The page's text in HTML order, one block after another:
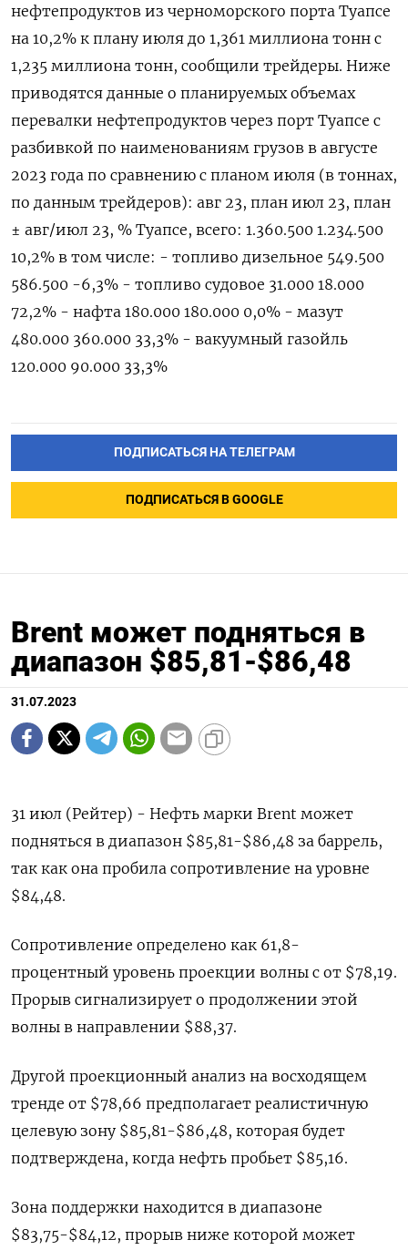
нефтепродуктов из черноморского порта Туапсе
на 10,2% к плану июля до 1,361 миллиона тонн с
1,235 миллиона тонн, сообщили трейдеры. Ниже
приводятся данные о планируемых объемах
перевалки нефтепродуктов через порт Туапсе с
разбивкой по наименованиям грузов в августе
2023 года по сравнению с планом июля (в тоннах,
по данным трейдеров): авг 23, план июл 23, план
± авг/июл 23, % Туапсе, всего: 1.360.500 1.234.500
10,2% в том числе: - топливо дизельное 549.500
586.500 -6,3% - топливо судовое 31.000 18.000
72,2% - нафта 180.000 180.000 0,0% - мазут
480.000 360.000 33,3% - вакуумный газойль
120.000 90.000 33,3%
ПОДПИСАТЬСЯ НА ТЕЛЕГРАМ
ПОДПИСАТЬСЯ В GOOGLE
Brent может подняться в
диапазон $85,81-$86,48
31.07.2023
31 июл (Рейтер) - Нефть марки Brent может
подняться в диапазон $85,81-$86,48 за баррель,
так как она пробила сопротивление на уровне
$84,48.
Сопротивление определено как 61,8-
процентный уровень проекции волны c от $78,19.
Прорыв сигнализирует о продолжении этой
волны в направлении $88,37.
Другой проекционный анализ на восходящем
тренде от $78,66 предполагает реалистичную
целевую зону $85,81-$86,48, которая будет
подтверждена, когда нефть пробьет $85,16.
Зона поддержки находится в диапазоне
$83,75-$84,12, прорыв ниже которой может